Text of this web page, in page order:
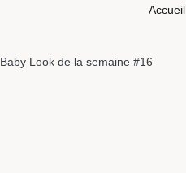
Accueil
Baby Look de la semaine #16